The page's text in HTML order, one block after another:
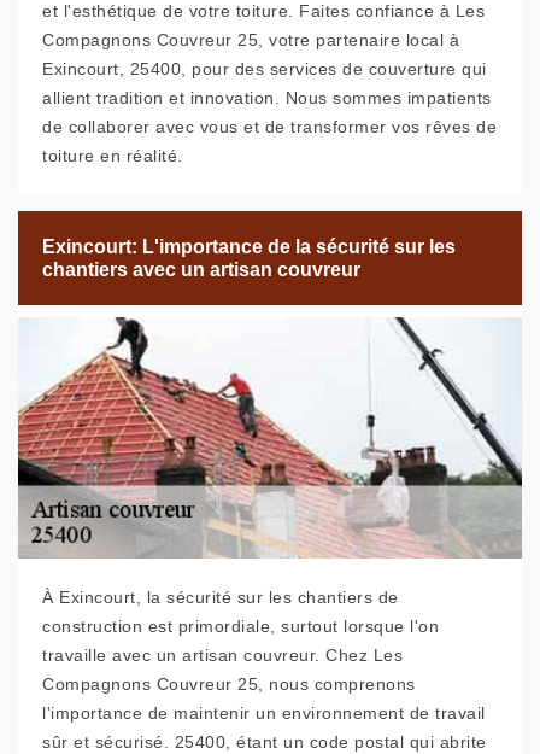
et l'esthétique de votre toiture. Faites confiance à Les
Compagnons Couvreur 25, votre partenaire local à
Exincourt, 25400, pour des services de couverture qui
allient tradition et innovation. Nous sommes impatients
de collaborer avec vous et de transformer vos rêves de
toiture en réalité.
Exincourt: L'importance de la sécurité sur les
chantiers avec un artisan couvreur
À Exincourt, la sécurité sur les chantiers de
construction est primordiale, surtout lorsque l'on
travaille avec un artisan couvreur. Chez Les
Compagnons Couvreur 25, nous comprenons
l'importance de maintenir un environnement de travail
sûr et sécurisé. 25400, étant un code postal qui abrite